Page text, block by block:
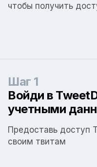
чтобы получить
Шаг 1
Войди в
учетными
Предоставь доступ
своим твитам